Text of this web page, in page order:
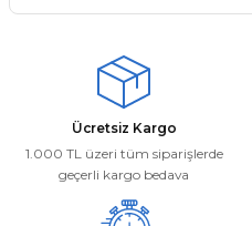
Ürün açıklamasında eksik
Ürün bilgilerinde hatalar
Ürün fiyatı diğer sitelerden
Bu ürüne benzer farklı
verin, size ulaşamıyorum.
Mehmet Kayış | 17/02/2026
Deneyimini Paylaş
Ücretsiz Kargo
1.000 TL üzeri tüm siparişlerde
geçerli kargo bedava